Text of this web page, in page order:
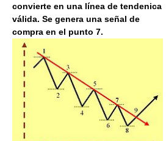
convierte en una línea de tendenica
válida. Se genera una señal de
compra en el punto 7.